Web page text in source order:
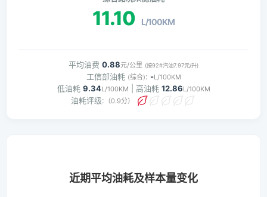
11.10 L/100KM
平均油费 0.88元/公里 (按92#汽油7.97元/升)
工信部油耗 (综合): -L/100KM
低油耗 9.34L/100KM | 高油耗 12.86L/100KM
油耗评级: （0.9分）